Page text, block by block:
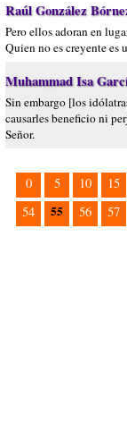
Raúl González
Pero ellos adoran en
Quien no es creyente es
Muhammad Isa
Sin embargo [los
causarles beneficio ni
Señor.
0 5 10 15
54
55 56 57